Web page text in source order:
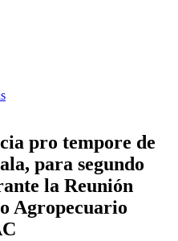
pro tempore de
para segundo
la Reunión
Agropecuario